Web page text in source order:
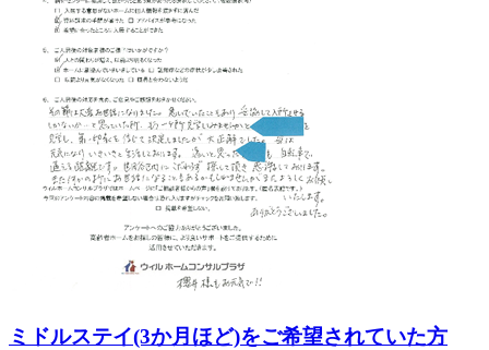
ミドルステイ(3か月ほど)をご希望されていた方